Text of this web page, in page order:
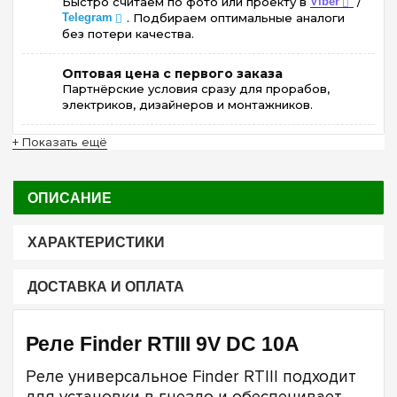
Telegram
. Подбираем оптимальные аналоги
без потери качества.
Оптовая цена с первого заказа
Партнёрские условия сразу для прорабов,
электриков, дизайнеров и монтажников.
+ Показать ещё
ОПИСАНИЕ
ХАРАКТЕРИСТИКИ
ДОСТАВКА И ОПЛАТА
Реле Finder RTIII 9V DC 10А
Реле универсальное Finder RTIII подходит